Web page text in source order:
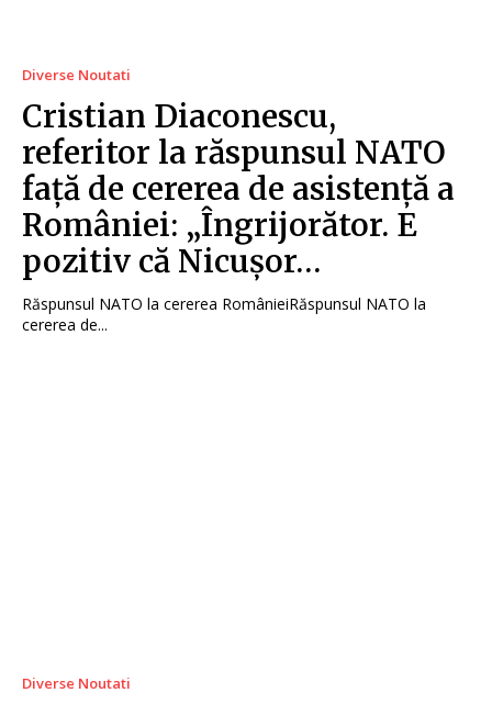
Diverse Noutati
Cristian Diaconescu,
referitor la răspunsul NATO
față de cererea de asistență a
României: „Îngrijorător. E
pozitiv că Nicușor…
Răspunsul NATO la cererea RomânieiRăspunsul NATO la
cererea de...
Diverse Noutati